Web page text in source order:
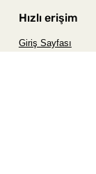
Hızlı erişim
Giriş Sayfası